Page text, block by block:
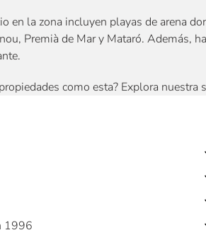
en la zona incluyen playas de arena
Premià de Mar y Mataró. Además,
como esta? Explora nuestra
1996